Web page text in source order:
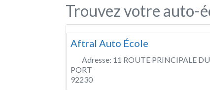
Trouvez votre auto-
Aftral Auto École
Adresse: 11 ROUTE PRINCIPALE DU
PORT
92230